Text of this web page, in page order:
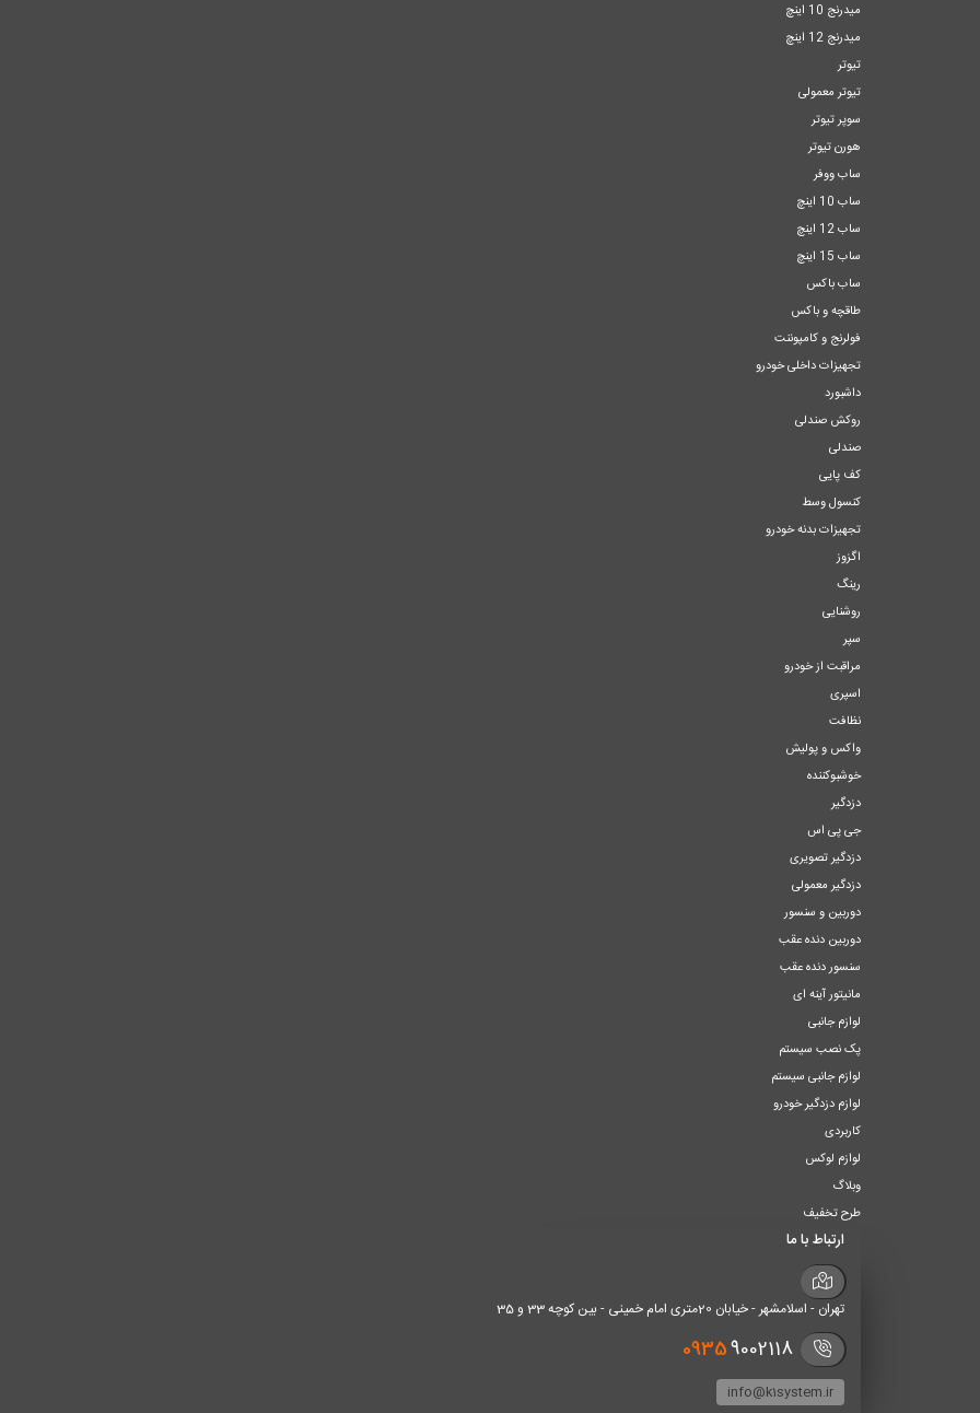
میدرنج 10 اینچ
میدرنج 12 اینچ
تیوتر
تیوتر معمولی
سوپر تیوتر
هورن تیوتر
ساب ووفر
ساب 10 اینچ
ساب 12 اینچ
ساب 15 اینچ
ساب باکس
طاقچه و باکس
فولرنج و کامپوننت
تجهیزات داخلی خودرو
داشبورد
روکش صندلی
صندلی
کف پایی
کنسول وسط
تجهیزات بدنه خودرو
اگزوز
رینگ
روشنایی
سپر
مراقبت از خودرو
اسپری
نظافت
واکس و پولیش
خوشبوکننده
دزدگیر
جی پی اس
دزدگیر تصویری
دزدگیر معمولی
دوربین و سنسور
دوربین دنده عقب
سنسور دنده عقب
مانیتور آینه ای
لوازم جانبی
پک نصب سیستم
لوازم جانبی سیستم
لوازم دزدگیر خودرو
کاربردی
لوازم لوکس
وبلاگ
طرح تخفیف
ارتباط با ما
تهران - اسلامشهر - خیابان 20متری امام خمینی - بین کوچه 33 و 35
09359002118
info@k1system.ir